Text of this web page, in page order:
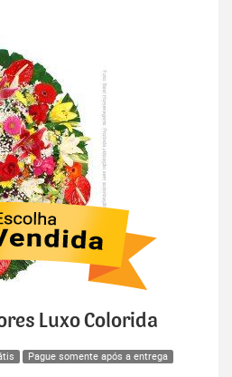
Luxo Colorida
Pague somente após a entrega